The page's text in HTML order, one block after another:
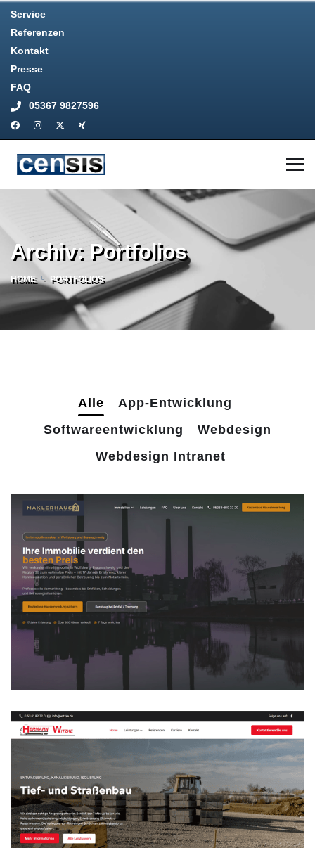
Service
Referenzen
Kontakt
Presse
FAQ
05367 9827596
Archiv: Portfolios
HOME PORTFOLIOS
Alle
App-Entwicklung
Softwareentwicklung
Webdesign
Webdesign Intranet
Maklerhaus 38 ReDesign
WEBDESIGN